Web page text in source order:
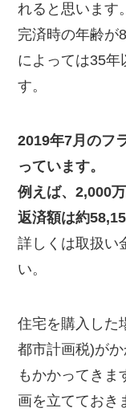
れると思います。
完済時の年齢が
によっては35
す。
2019年7月のフ
っています。
例えば、2,000
返済額は約
詳しくは取扱い
い。
住宅を購入した
都市計画税)が
もかかってきま
画を立てておき